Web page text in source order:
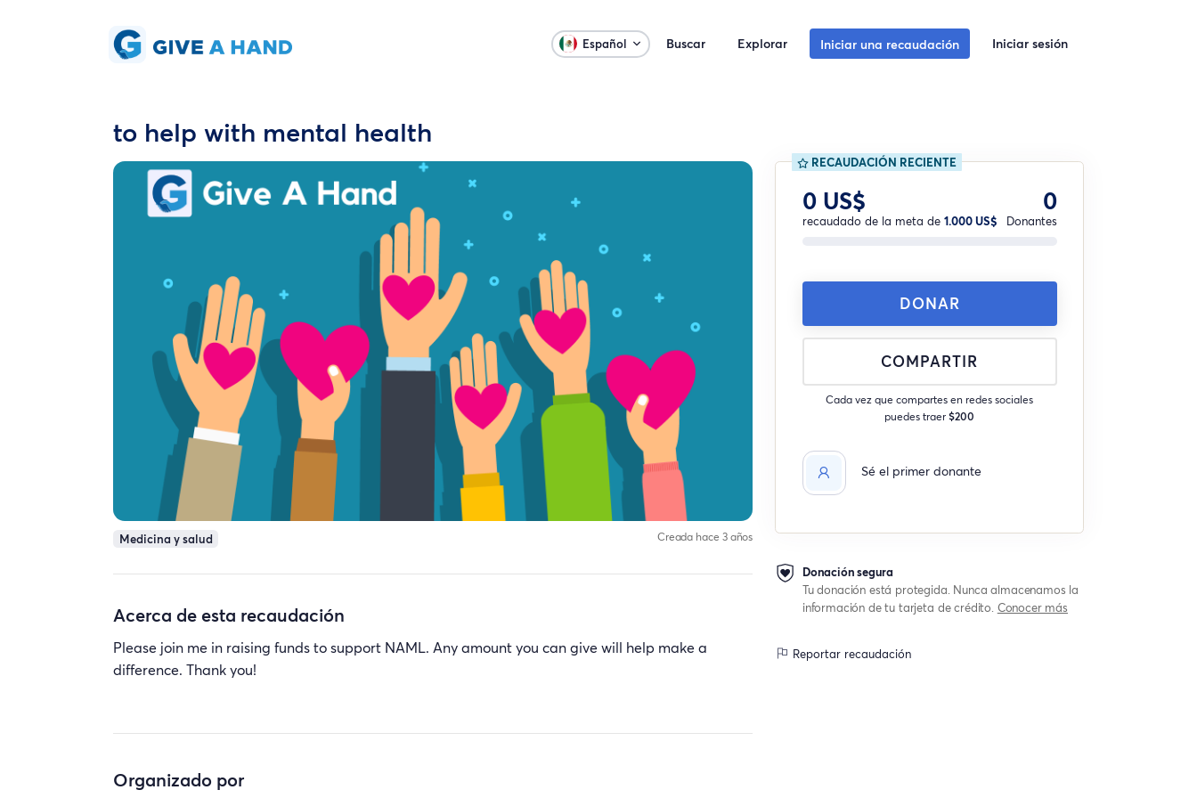
Español Buscar Explorar Iniciar una recaudación Iniciar sesión
to help with mental health
Medicina y salud Creada hace 3 años
Acerca de esta recaudación
Please join me in raising funds to support NAML. Any amount you can give will help make a
difference. Thank you!
Organizado por
RECAUDACIÓN RECIENTE
0 US$
recaudado de la meta de 1.000 US$
0
Donantes
DONAR
COMPARTIR
Cada vez que compartes en redes sociales
puedes traer$200
Sé el primer donante
Donación segura
Tu donación está protegida. Nunca almacenamos la
información de tu tarjeta de crédito. Conocer más
Reportar recaudación